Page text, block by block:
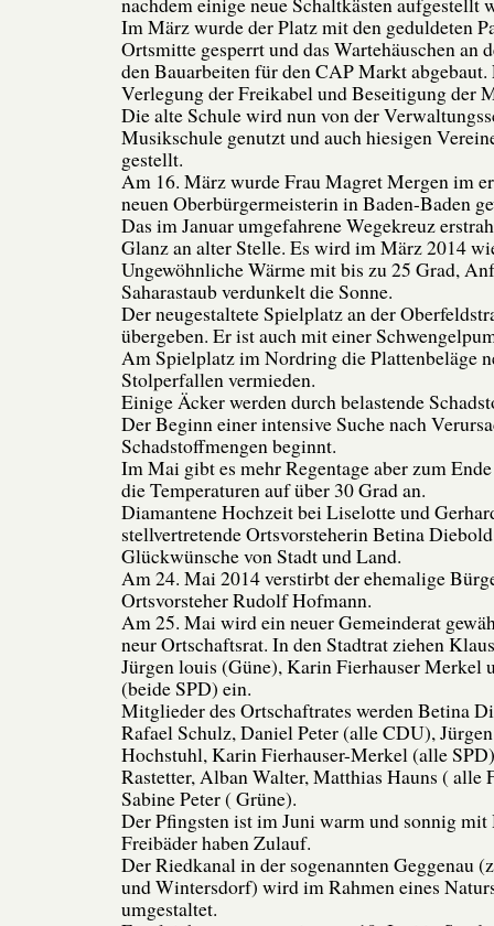
Im März wurde der Platz mit den geduldeten
Ortsmitte gesperrt und das Wartehäuschen an
den Bauarbeiten für den CAP Markt
Verlegung der Freikabel und Beseitigung der
Die alte Schule wird nun von der
Musikschule genutzt und auch hiesigen
gestellt.
Am 16. März wurde Frau Magret Mergen im
neuen Oberbürgermeisterin in Baden-Baden
Das im Januar umgefahrene Wegekreuz
Glanz an alter Stelle. Es wird im März 2014
Ungewöhnliche Wärme mit bis zu 25 Grad,
Saharastaub verdunkelt die Sonne.
Der neugestaltete Spielplatz an der
übergeben. Er ist auch mit einer
Am Spielplatz im Nordring die Plattenbeläge
Stolperfallen vermieden.
Einige Äcker werden durch belastende
Der Beginn einer intensive Suche nach
Schadstoffmengen beginnt.
Im Mai gibt es mehr Regentage aber zum
die Temperaturen auf über 30 Grad an.
Diamantene Hochzeit bei Liselotte und
stellvertretende Ortsvorsteherin Betina
Glückwünsche von Stadt und Land.
Am 24. Mai 2014 verstirbt der ehemalige
Ortsvorsteher Rudolf Hofmann.
Am 25. Mai wird ein neuer Gemeinderat
neur Ortschaftsrat. In den Stadtrat ziehen
Jürgen louis (Güne), Karin Fierhauser Merkel
(beide SPD) ein.
Mitglieder des Ortschaftrates werden Betina
Rafael Schulz, Daniel Peter (alle CDU),
Hochstuhl, Karin Fierhauser-Merkel (alle
Rastetter, Alban Walter, Matthias Hauns ( alle
Sabine Peter ( Grüne).
Der Pfingsten ist im Juni warm und sonnig
Freibäder haben Zulauf.
Der Riedkanal in der sogenannten Geggenau
und Wintersdorf) wird im Rahmen eines
umgestaltet.